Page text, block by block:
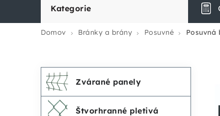
Kategorie
Domov Bránky a brány Posuvné
B
o
Preskočiť
kategórie
K
a
Zvárané panely
Štvorhranné pletivá